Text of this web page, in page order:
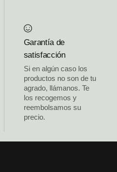
Garantía de
satisfacción
Si en algún caso los
productos no son de tu
agrado, llámanos. Te
los recogemos y
reembolsamos su
precio.